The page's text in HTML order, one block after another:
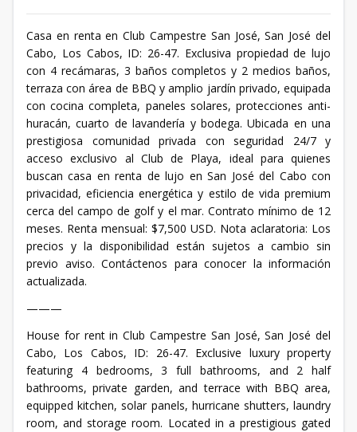
Casa en renta en Club Campestre San José, San José del
Cabo, Los Cabos, ID: 26-47. Exclusiva propiedad de lujo
con 4 recámaras, 3 baños completos y 2 medios baños,
terraza con área de BBQ y amplio jardín privado, equipada
con cocina completa, paneles solares, protecciones anti-
huracán, cuarto de lavandería y bodega. Ubicada en una
prestigiosa comunidad privada con seguridad 24/7 y
acceso exclusivo al Club de Playa, ideal para quienes
buscan casa en renta de lujo en San José del Cabo con
privacidad, eficiencia energética y estilo de vida premium
cerca del campo de golf y el mar. Contrato mínimo de 12
meses. Renta mensual: $7,500 USD. Nota aclaratoria: Los
precios y la disponibilidad están sujetos a cambio sin
previo aviso. Contáctenos para conocer la información
actualizada.
———
House for rent in Club Campestre San José, San José del
Cabo, Los Cabos, ID: 26-47. Exclusive luxury property
featuring 4 bedrooms, 3 full bathrooms, and 2 half
bathrooms, private garden, and terrace with BBQ area,
equipped kitchen, solar panels, hurricane shutters, laundry
room, and storage room. Located in a prestigious gated